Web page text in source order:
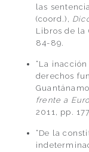
las
(coord.),
Libros de la
84-89.
“La
derechos
frente a
2011, pp.
“De la